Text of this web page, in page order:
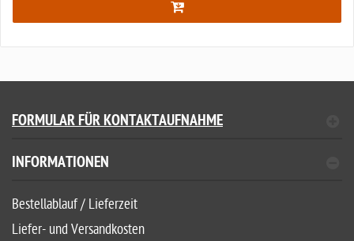
FORMULAR FÜR KONTAKTAUFNAHME
INFORMATIONEN
Bestellablauf / Lieferzeit
Liefer- und Versandkosten